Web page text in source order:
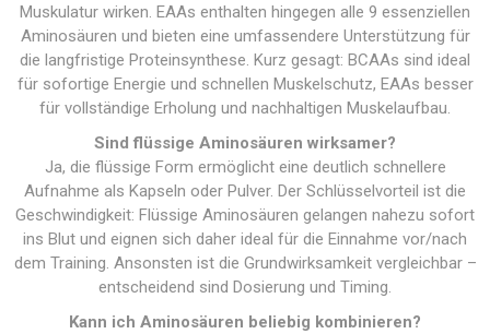
Muskulatur wirken. EAAs enthalten hingegen alle 9 essenziellen
Aminosäuren und bieten eine umfassendere Unterstützung für
die langfristige Proteinsynthese. Kurz gesagt: BCAAs sind ideal
für sofortige Energie und schnellen Muskelschutz, EAAs besser
für vollständige Erholung und nachhaltigen Muskelaufbau.
Sind flüssige Aminosäuren wirksamer?
Ja, die flüssige Form ermöglicht eine deutlich schnellere
Aufnahme als Kapseln oder Pulver. Der Schlüsselvorteil ist die
Geschwindigkeit: Flüssige Aminosäuren gelangen nahezu sofort
ins Blut und eignen sich daher ideal für die Einnahme vor/nach
dem Training. Ansonsten ist die Grundwirksamkeit vergleichbar –
entscheidend sind Dosierung und Timing.
Kann ich Aminosäuren beliebig kombinieren?